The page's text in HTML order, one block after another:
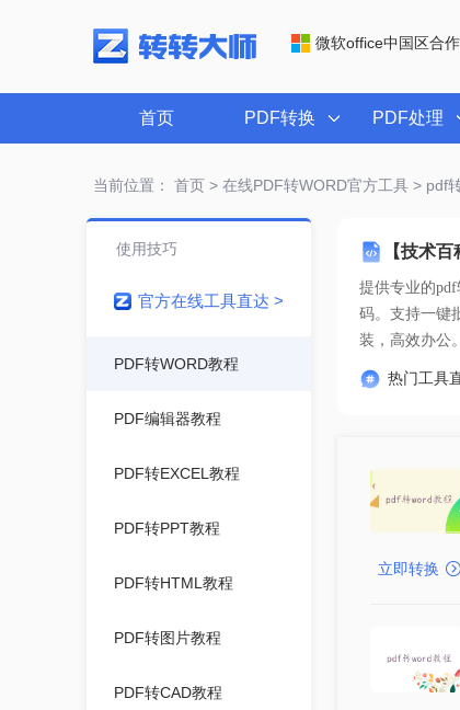
微软office中国区合
首页 PDF转换 PDF处理
当前位置： 首页> 在线PDF转WORD官方工具> pdf
【技术
提供专业的pdf
装，高效办公。
热门工具
使用技巧
官方在线工具直达 >
PDF转WORD教程
PDF编辑器教程
PDF转EXCEL教程
PDF转PPT教程
PDF转HTML教程
PDF转图片教程
PDF转CAD教程
立即转换